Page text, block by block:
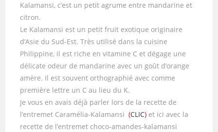
Kalamansi, c’est un petit agrume entre mandarine et
citron.
Le Kalamansi est un petit fruit exotique originaire
d’Asie du Sud-Est. Très utilisé dans la cuisine
Philippine, il est riche en vitamine C et dégage une
délicate odeur de mandarine avec un goût d’orange
amère. Il est souvent orthographié avec comme
première lettre un C au lieu du K.
Je vous en avais déjà parler lors de la recette de
l’entremet Caramélia-Kalamansi(CLIC) et ici avec la
recette de l’entremet choco-amandes-kalamansi